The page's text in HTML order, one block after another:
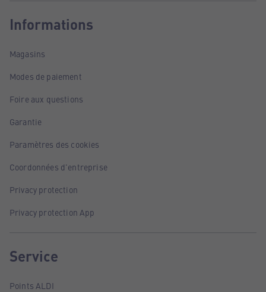
Informations
Magasins
Modes de paiement
Foire aux questions
Garantie
Paramètres des cookies
Coordonnées d'entreprise
Privacy protection
Privacy protection App
Service
Points ALDI